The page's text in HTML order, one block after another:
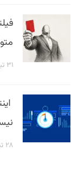
۳۱ تیر ۱۴۰۵
۲۸ تیر ۱۴۰۵